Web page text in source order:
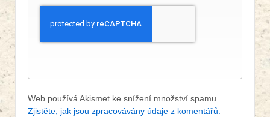
Web používá Akismet ke snížení množství spamu.
Zjistěte, jak jsou zpracovávány údaje z komentářů.